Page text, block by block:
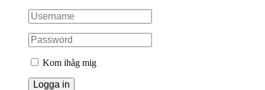
Kom ihåg mig